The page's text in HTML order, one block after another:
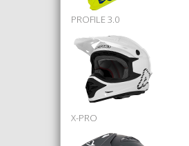
PROFILE 3.0
X-PRO